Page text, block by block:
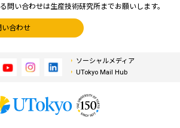
問い合わせは生産技術研究所までお願いします。
い合わせ
ソーシャルメディア
UTokyo Mail Hub